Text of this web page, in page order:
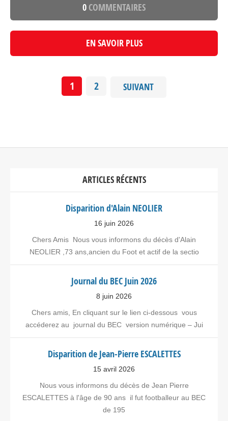
0 COMMENTAIRES
EN SAVOIR PLUS
1 2 SUIVANT
ARTICLES RÉCENTS
Disparition d'Alain NEOLIER
16 juin 2026
Chers Amis Nous vous informons du décès d'Alain
NEOLIER ,73 ans,ancien du Foot et actif de la sectio
Journal du BEC Juin 2026
8 juin 2026
Chers amis, En cliquant sur le lien ci-dessous vous
accéderez au journal du BEC version numérique – Jui
Disparition de Jean-Pierre ESCALETTES
15 avril 2026
Nous vous informons du décès de Jean Pierre
ESCALETTES à l'âge de 90 ans il fut footballeur au BEC
de 195